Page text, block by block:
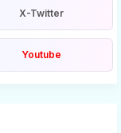
X-Twitter
Youtube